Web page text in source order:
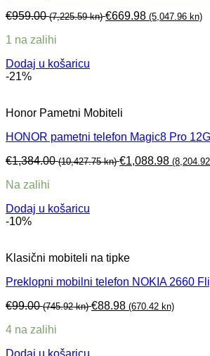
€959.00 (7,225.59 kn) €669.98 (5,047.96 kn)
1 na zalihi
Dodaj u košaricu
-21%
Honor Pametni Mobiteli
HONOR pametni telefon Magic8 Pro
€1,384.00 (10,427.75 kn) €1,088.98
Na zalihi
Dodaj u košaricu
-10%
Klasični mobiteli na tipke
Preklopni mobilni telefon NOKIA 2660
€99.00 (745.92 kn) €88.98 (670.42 kn)
4 na zalihi
Dodaj u košaricu